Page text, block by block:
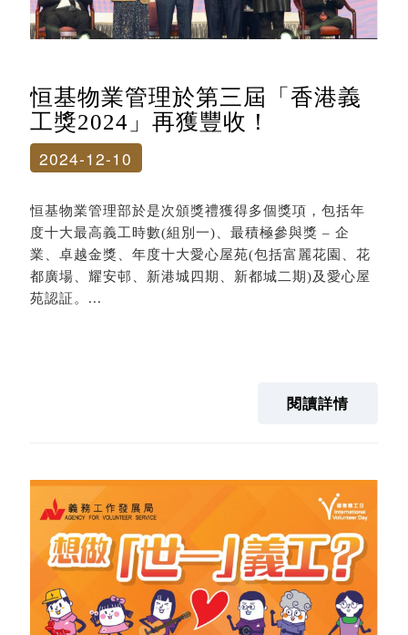
恒基物業管理於第三屆「香港義
工獎2024」再獲豐收！
2024-12-10
恒基物業管理部於是次頒獎禮獲得多個獎項，包括年
度十大最高義工時數(組別一)、最積極參與獎 – 企
業、卓越金獎、年度十大愛心屋苑(包括富麗花園、花
都廣場、耀安邨、新港城四期、新都城二期)及愛心屋
苑認証。...
閱讀詳情